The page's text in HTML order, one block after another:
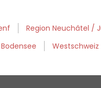
Region Neuchâtel /
Westschweiz